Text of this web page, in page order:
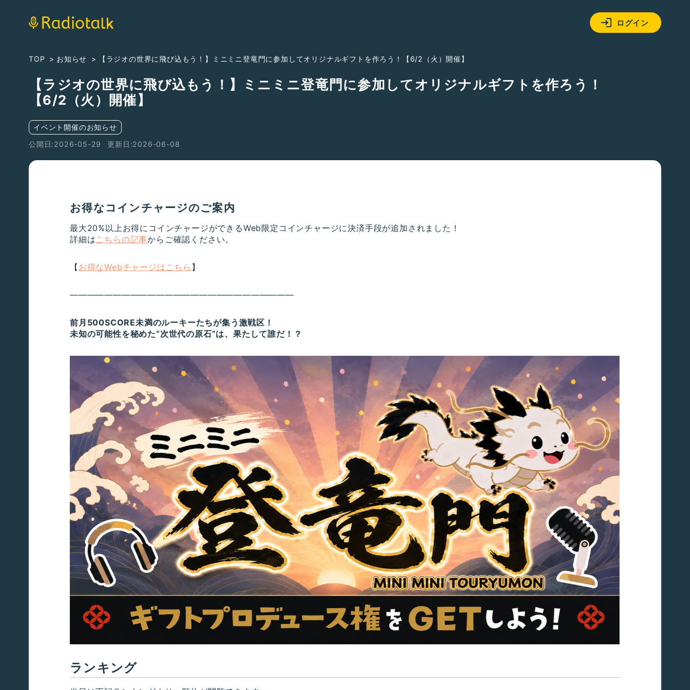
ログイン
TOP お知らせ 【ラジオの世界に飛び込もう！】ミニミニ登竜門に参加してオリジナルギフトを作ろう！【6/2（火）開催】
【ラジオの世界に飛び込もう！】ミニミニ登竜門に参加してオリジナルギフトを作ろう！
【6/2（火）開催】
イベント開催のお知らせ
公開日:2026-05-29
更新日:2026-06-08
お得なコインチャージのご案内
最大20%以上お得にコインチャージができるWeb限定コインチャージに決済手段が追加されました！
詳細はこちらの記事からご確認ください。
【 お得なWebチャージはこちら 】
——————————————————————————
前月500SCORE未満のルーキーたちが集う激戦区！
未知の可能性を秘めた“次世代の原石”は、果たして誰だ！？
ランキング